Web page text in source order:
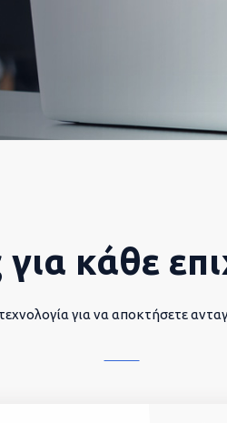
κάθε
για να αποκτήσετε